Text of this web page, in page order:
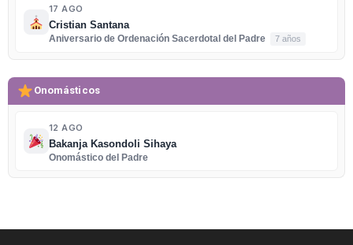
17 AGO
Cristian Santana
Aniversario de Ordenación Sacerdotal del Padre
7 años
Onomásticos
12 AGO
Bakanja Kasondoli Sihaya
Onomástico del Padre